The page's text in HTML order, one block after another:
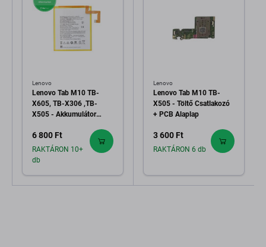
Lenovo
Lenovo Tab M10 TB-
X605, TB-X306 ,TB-
X505 - Akkumulátor
6 800 Ft
RAKTÁRON 10+
db
Lenovo
Lenovo Tab M10 TB-
X505 - Töltő Csatlakozó
+ PCB Alaplap
3 600 Ft
RAKTÁRON 6 db